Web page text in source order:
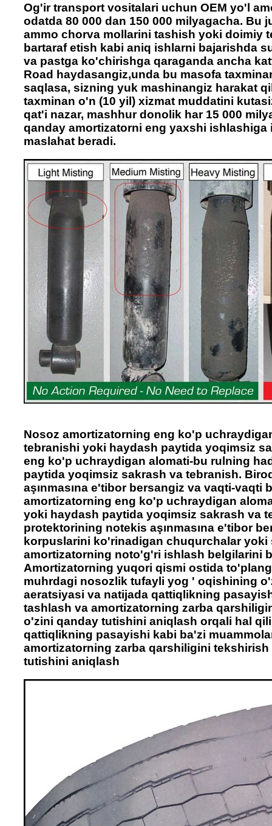
Og'ir transport vositalari uchun OEM yo'l
odatda 80 000 dan 150 000 milyagacha.
ammo chorva mollarini tashish yoki doimiy
bartaraf etish kabi aniq ishlarni bajarishda
va pastga ko'chirishga qaraganda ancha
Road haydasangiz,unda bu masofa
saqlasa, sizning yuk mashinangiz harakat
taxminan o'n (10 yil) xizmat muddatini
qat'i nazar, mashhur donolik har 15 000
qanday amortizatorni eng yaxshi
maslahat beradi.
Nosoz amortizatorning eng ko'p
tebranishi yoki haydash paytida yoqimsiz
eng ko'p uchraydigan alomati-bu rulning
paytida yoqimsiz sakrash va tebranish.
aşınmasına e'tibor bersangiz va vaqti-
amortizatorning eng ko'p uchraydigan
yoki haydash paytida yoqimsiz sakrash va
protektorining notekis aşınmasına e'tibor
korpuslarini ko'rinadigan chuqurchalar
amortizatorning noto'g'ri ishlash belgilarini
Amortizatorning yuqori qismi ostida
muhrdagi nosozlik tufayli yog ' oqishining
aeratsiyasi va natijada qattiqlikning
tashlash va amortizatorning zarba
o'zini qanday tutishini aniqlash orqali hal
qattiqlikning pasayishi kabi ba'zi
amortizatorning zarba qarshiligini
tutishini aniqlash